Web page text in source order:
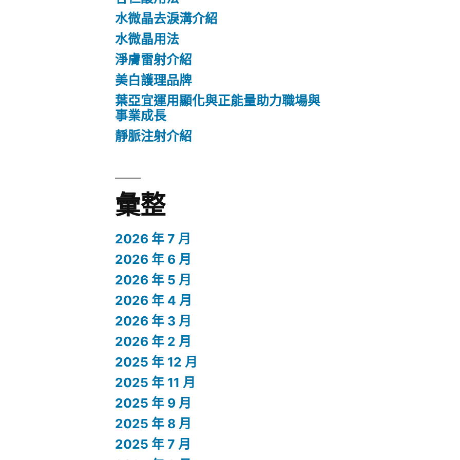
水微晶去淚溝介紹
水微晶用法
淨膚雷射介紹
美白護理品牌
葉亞宜運用顯化與正能量助力職場與
事業成長
靜脈注射介紹
彙整
2026 年 7 月
2026 年 6 月
2026 年 5 月
2026 年 4 月
2026 年 3 月
2026 年 2 月
2025 年 12 月
2025 年 11 月
2025 年 9 月
2025 年 8 月
2025 年 7 月